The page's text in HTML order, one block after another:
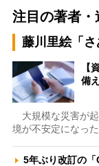
注目の著者・
藤川里絵「さ
【
備
大規模な災害が
境が不安定になっ
5年ぶり改訂の